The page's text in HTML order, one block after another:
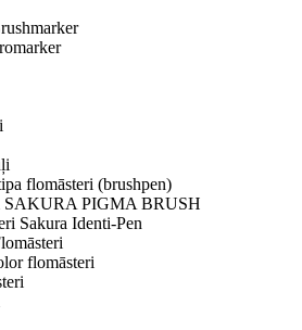
flomāsteri (brushpen)
SAKURA PIGMA BRUSH
Sakura Identi-Pen
flomāsteri